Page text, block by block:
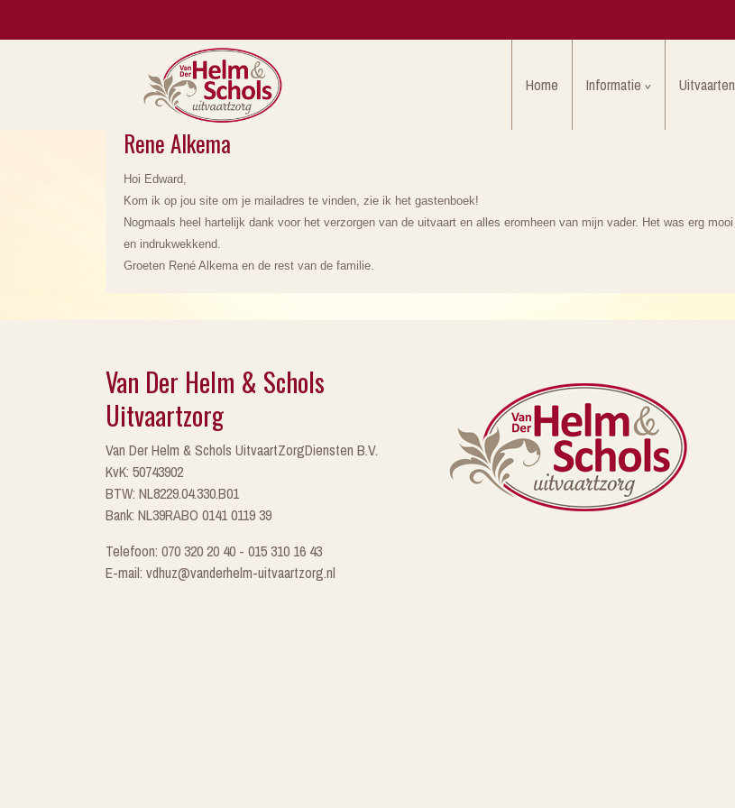
Home Informatie Uitvaarten
Rene Alkema
Hoi Edward,
Kom ik op jou site om je mailadres te vinden, zie ik het gastenboek!
Nogmaals heel hartelijk dank voor het verzorgen van de uitvaart en alles eromheen van mijn vader. Het was erg mooi
en indrukwekkend.
Groeten René Alkema en de rest van de familie.
Van Der Helm & Schols
Uitvaartzorg
Van Der Helm & Schols UitvaartZorgDiensten B.V.
KvK: 50743902
BTW: NL8229.04.330.B01
Bank: NL39RABO 0141 0119 39
Telefoon: 070 320 20 40 - 015 310 16 43
E-mail: vdhuz@vanderhelm-uitvaartzorg.nl